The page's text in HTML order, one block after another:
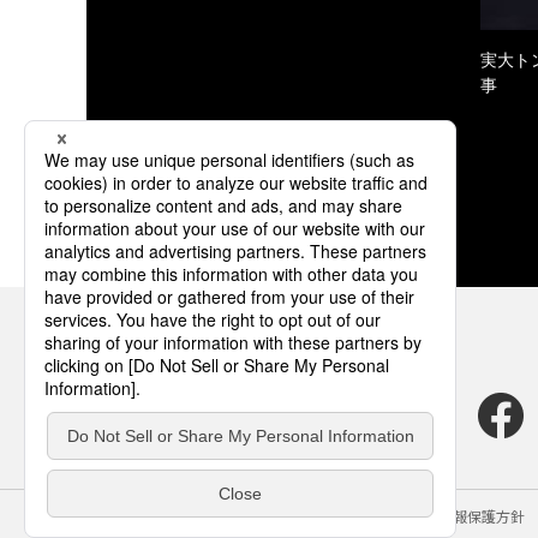
実大ト
事
サイトのご利用にあたって クッキーポリシー 個人情報保護方針